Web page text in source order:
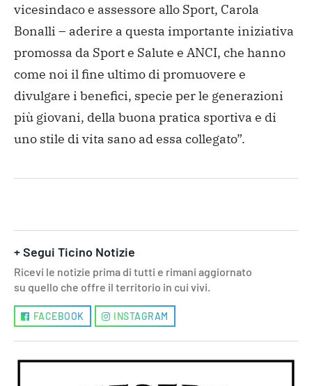
vicesindaco e assessore allo Sport, Carola
Bonalli – aderire a questa importante iniziativa
promossa da Sport e Salute e ANCI, che hanno
come noi il fine ultimo di promuovere e
divulgare i benefici, specie per le generazioni
più giovani, della buona pratica sportiva e di
uno stile di vita sano ad essa collegato”.
+ Segui Ticino Notizie
Ricevi le notizie prima di tutti e rimani aggiornato
su quello che offre il territorio in cui vivi.
FACEBOOK INSTAGRAM